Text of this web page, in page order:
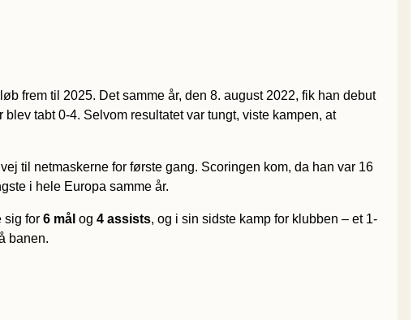
frem til 2025. Det samme år, den 8. august 2022, fik han debut
tabt 0-4. Selvom resultatet var tungt, viste kampen, at
til netmaskerne for første gang. Scoringen kom, da han var 16
i hele Europa samme år.
sig for 6 mål og 4 assists, og i sin sidste kamp for klubben – et 1-
banen.